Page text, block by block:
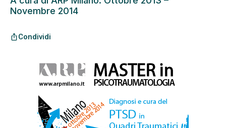
Novembre 2014
ios_shareCondividi